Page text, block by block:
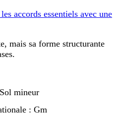
accords essentiels avec une
mais sa forme structurante
mineur
: Gm